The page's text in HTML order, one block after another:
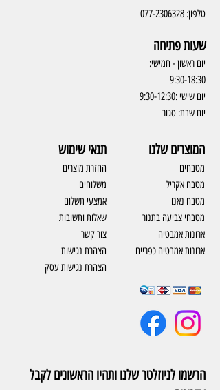
טלפון: 077-2306328
שעות פתיחה
יום ראשון - חמישי:
9:30-18:30
יום שישי :9:30-12:30
יום שבת: סגור
תנאי שימוש
החזרת מוצרים
משלוחים
אמצעי תשלום
שאלות ותשובות
צור קשר
​הצהרת נגישות
הצהרת נגישות עסק
המוצרים שלנו
מטבחים
מטבח אקריל
מטבח נאנו
מטבחי צביעה בתנור
ארונות אמבטיה
ארונות אמבטיה כפריים
הרשמו לניוזלטר שלנו ותהיו הראשונים לקבל